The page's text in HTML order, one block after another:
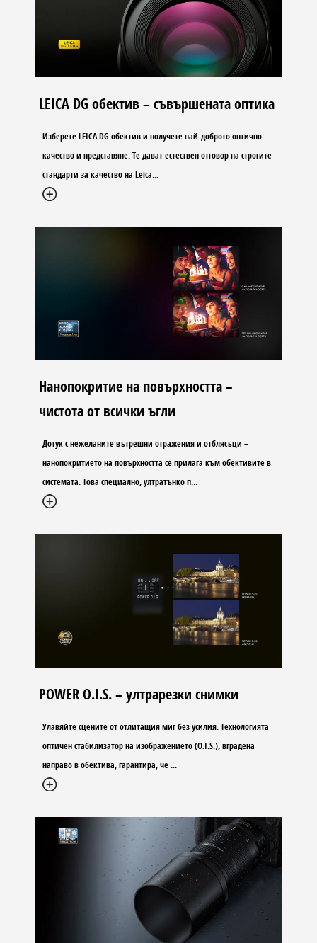
LEICA DG обектив – съвършената оптика
Изберете LEICA DG обектив и получете най-доброто оптично
качество и представяне. Те дават естествен отговор на строгите
стандарти за качество на Leica...
Нанопокритие на повърхността –
чистота от всички ъгли
Дотук с нежеланите вътрешни отражения и отблясъци –
нанопокритието на повърхността се прилага към обективите в
системата. Това специално, ултратънко п...
POWER O.I.S. – ултрарезки снимки
Улавяйте сцените от отлитащия миг без усилия. Технологията
оптичен стабилизатор на изображението (O.I.S.), вградена
направо в обектива, гарантира, че...